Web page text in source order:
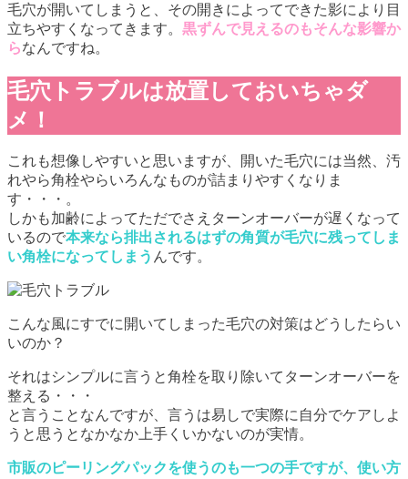
毛穴が開いてしまうと、その開きによってできた影により目
立ちやすくなってきます。 黒ずんで見えるのもそんな影響か
らなんですね。
毛穴トラブルは放置しておいちゃダ
メ！
これも想像しやすいと思いますが、開いた毛穴には当然、汚
れやら角栓やらいろんなものが詰まりやすくなりま
す・・・。
しかも加齢によってただでさえターンオーバーが遅くなって
いるので本来なら排出されるはずの角質が毛穴に残ってしま
い角栓になってしまう んです。
こんな風にすでに開いてしまった毛穴の対策はどうしたらい
いのか？
それはシンプルに言うと角栓を取り除いてターンオーバーを
整える・・・
と言うことなんですが、言うは易しで実際に自分でケアしよ
うと思うとなかなか上手くいかないのが実情。
市販のピーリングパックを使うのも一つの手ですが、使い方